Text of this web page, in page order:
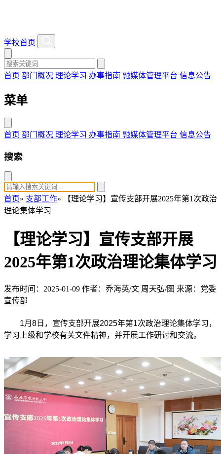
学校首页
首页 部门概况 理论学习 办事指南 融媒体管理平台 信息公告
菜单
首页 部门概况 理论学习 办事指南 融媒体管理平台 信息公告
搜索
首页» 支部工作» 【理论学习】宣传支部开展2025年第1次政治
理论集体学习
【理论学习】宣传支部开展
2025年第1次政治理论集体学习
发布时间：2025-01-09 作者：乔海英/文 周天弘/图 来源：党委
宣传部
1月8日，宣传支部开展2025年第1次政治理论集体学习，
学习上级和学校有关文件精神，并开展工作研讨和交流。